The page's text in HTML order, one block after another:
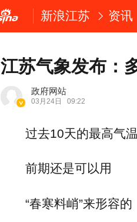
新浪江苏 资讯
江苏气象发布：
政府网站
03月24日 09:22
过去10天的最高气
前期还是可以用
“春寒料峭”来形容的